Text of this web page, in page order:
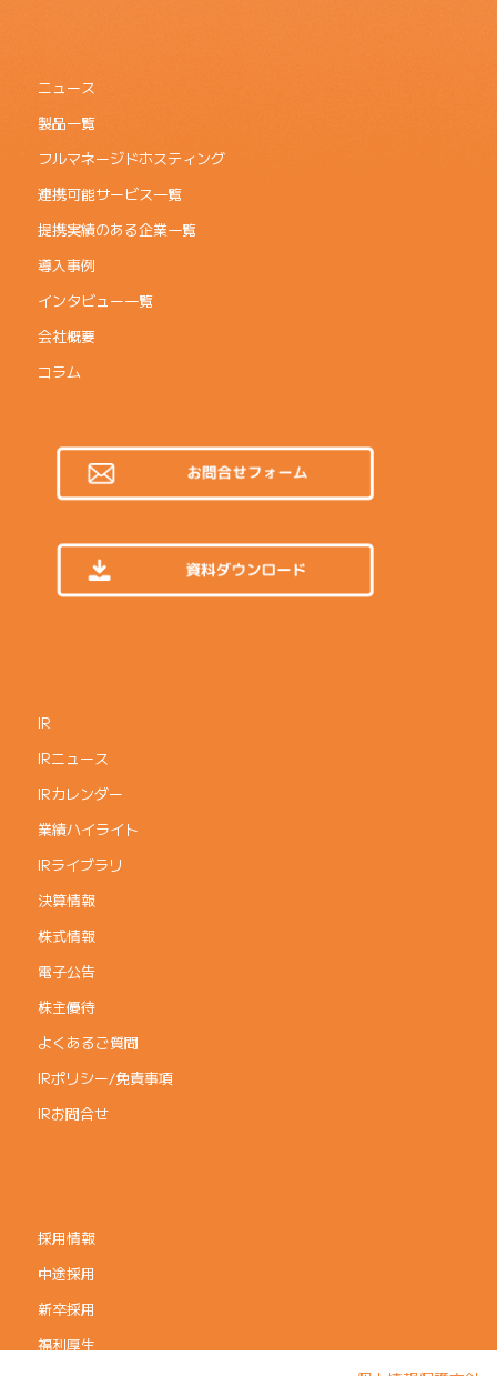
ニュース
製品一覧
フルマネージドホスティング
連携可能サービス一覧
提携実績のある企業一覧
導入事例
インタビュー一覧
会社概要
コラム
IR
IRニュース
IRカレンダー
業績ハイライト
IRライブラリ
決算情報
株式情報
電子公告
株主優待
よくあるご質問
IRポリシー/免責事項
IRお問合せ
採用情報
中途採用
新卒採用
福利厚生